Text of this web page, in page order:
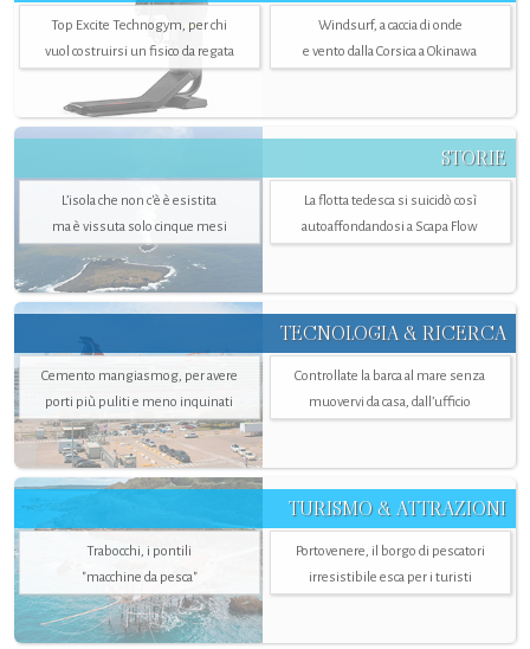
Top Excite Technogym, per chi
vuol costruirsi un fisico da regata
Windsurf, a caccia di onde
e vento dalla Corsica a Okinawa
STORIE
L’isola che non c'è è esistita
ma è vissuta solo cinque mesi
La flotta tedesca si suicidò così
autoaffondandosi a Scapa Flow
TECNOLOGIA & RICERCA
Cemento mangiasmog, per avere
porti più puliti e meno inquinati
Controllate la barca al mare senza
muovervi da casa, dall’ufficio
TURISMO & ATTRAZIONI
Trabocchi, i pontili
"macchine da pesca"
Portovenere, il borgo di pescatori
irresistibile esca per i turisti